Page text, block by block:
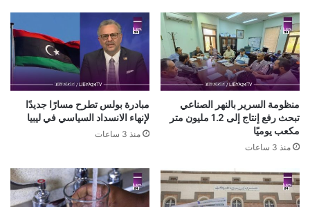
منظومة السرير بالنهر الصناعي
تبحث رفع إنتاج إلى 1.2 مليون متر
مكعب يوميًا
منذ 3 ساعات
مبادرة بولس تطرح مسارًا جديدًا
لإنهاء الانسداد السياسي في ليبيا
منذ 3 ساعات